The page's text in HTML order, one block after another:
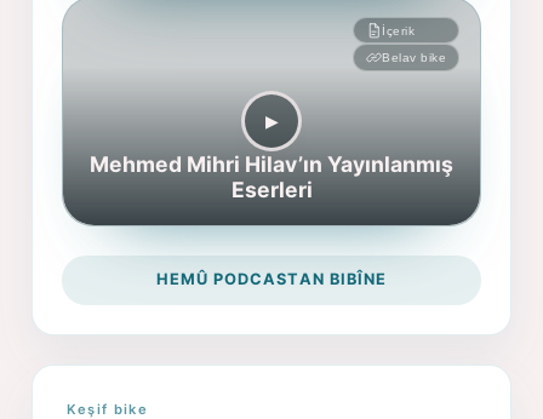
İçerik
Belav bike
▶︎
Mehmed Mihri Hilav’ın Yayınlanmış
Eserleri
HEMÛ PODCASTAN BIBÎNE
Keşif bike